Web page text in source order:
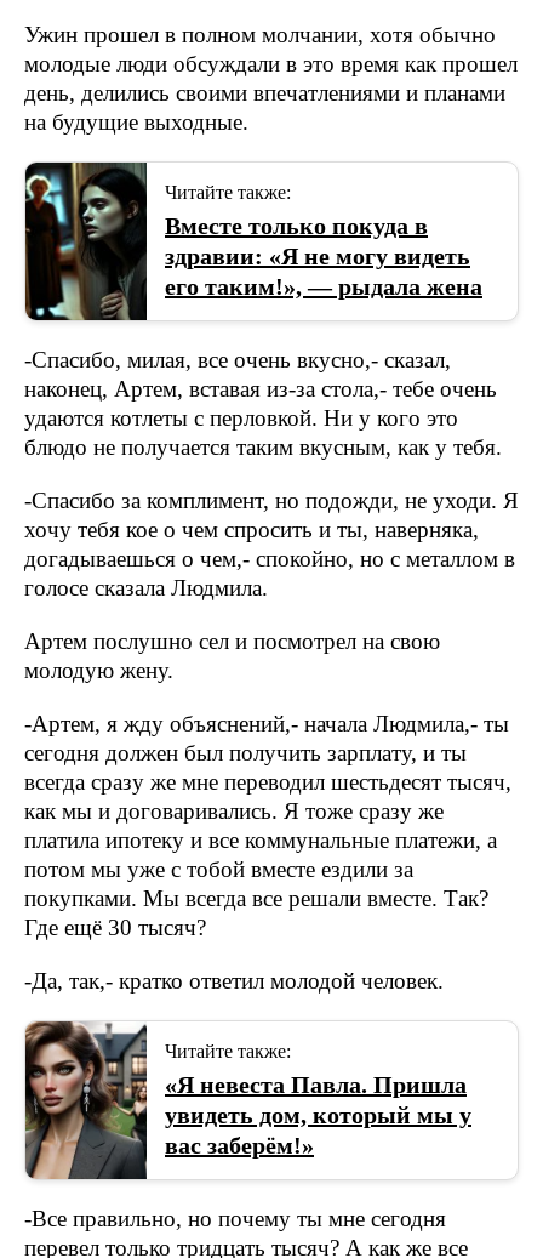
Ужин прошел в полном молчании, хотя обычно
молодые люди обсуждали в это время как прошел
день, делились своими впечатлениями и планами
на будущие выходные.
Читайте также:
Вместе только покуда в
здравии: «Я не могу видеть
его таким!», — рыдала жена
-Спасибо, милая, все очень вкусно,- сказал,
наконец, Артем, вставая из-за стола,- тебе очень
удаются котлеты с перловкой. Ни у кого это
блюдо не получается таким вкусным, как у тебя.
-Спасибо за комплимент, но подожди, не уходи. Я
хочу тебя кое о чем спросить и ты, наверняка,
догадываешься о чем,- спокойно, но с металлом в
голосе сказала Людмила.
Артем послушно сел и посмотрел на свою
молодую жену.
-Артем, я жду объяснений,- начала Людмила,- ты
сегодня должен был получить зарплату, и ты
всегда сразу же мне переводил шестьдесят тысяч,
как мы и договаривались. Я тоже сразу же
платила ипотеку и все коммунальные платежи, а
потом мы уже с тобой вместе ездили за
покупками. Мы всегда все решали вместе. Так?
Где ещё 30 тысяч?
-Да, так,- кратко ответил молодой человек.
Читайте также:
«Я невеста Павла. Пришла
увидеть дом, который мы у
вас заберём!»
-Все правильно, но почему ты мне сегодня
перевел только тридцать тысяч? А как же все